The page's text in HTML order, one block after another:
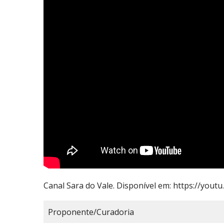
Canal Sara do Vale. Disponível em: https://
Proponente/Curadoria